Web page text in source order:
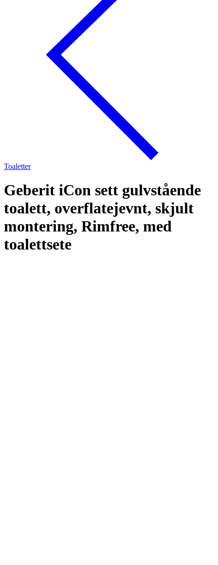
Toaletter
Geberit iCon sett gulvstående
toalett, overflatejevnt, skjult
montering, Rimfree, med
toalettsete